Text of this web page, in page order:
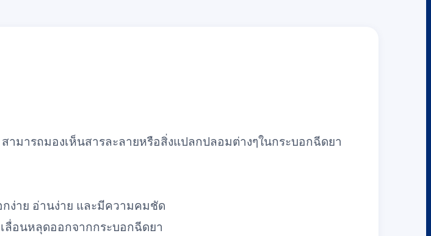
ามารถมองเห็นสารละลายหรือสิ่งแปลกปลอมต่างๆในกระบอกฉีดยา
ง่าย อ่านง่าย และมีความคมชัด
ลื่อนหลุดออกจากกระบอกฉีดยา